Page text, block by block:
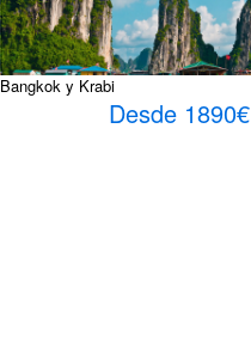
Bangkok y Krabi
Desde 1890€